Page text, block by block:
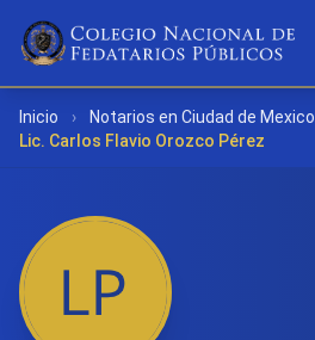
Inicio › Notarios en Ciudad de Mexico
Lic. Carlos Flavio Orozco Pérez